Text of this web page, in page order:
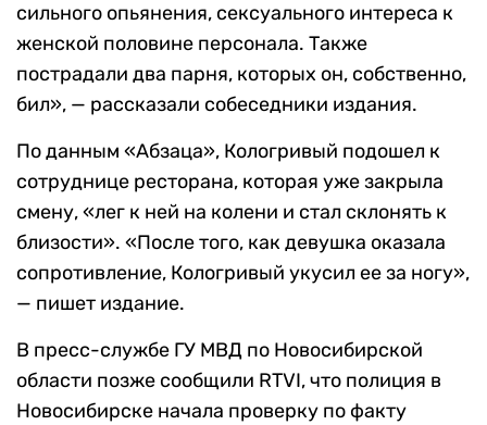
сильного опьянения, сексуального интереса к
женской половине персонала. Также
пострадали два парня, которых он, собственно,
бил», — рассказали собеседники издания.
По данным «Абзаца», Кологривый подошел к
сотруднице ресторана, которая уже закрыла
смену, «лег к ней на колени и стал склонять к
близости». «После того, как девушка оказала
сопротивление, Кологривый укусил ее за ногу»,
— пишет издание.
В пресс-службе ГУ МВД по Новосибирской
области позже сообщили RTVI, что полиция в
Новосибирске начала проверку по факту